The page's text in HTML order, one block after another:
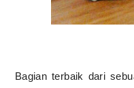
Bagian terbaik dari